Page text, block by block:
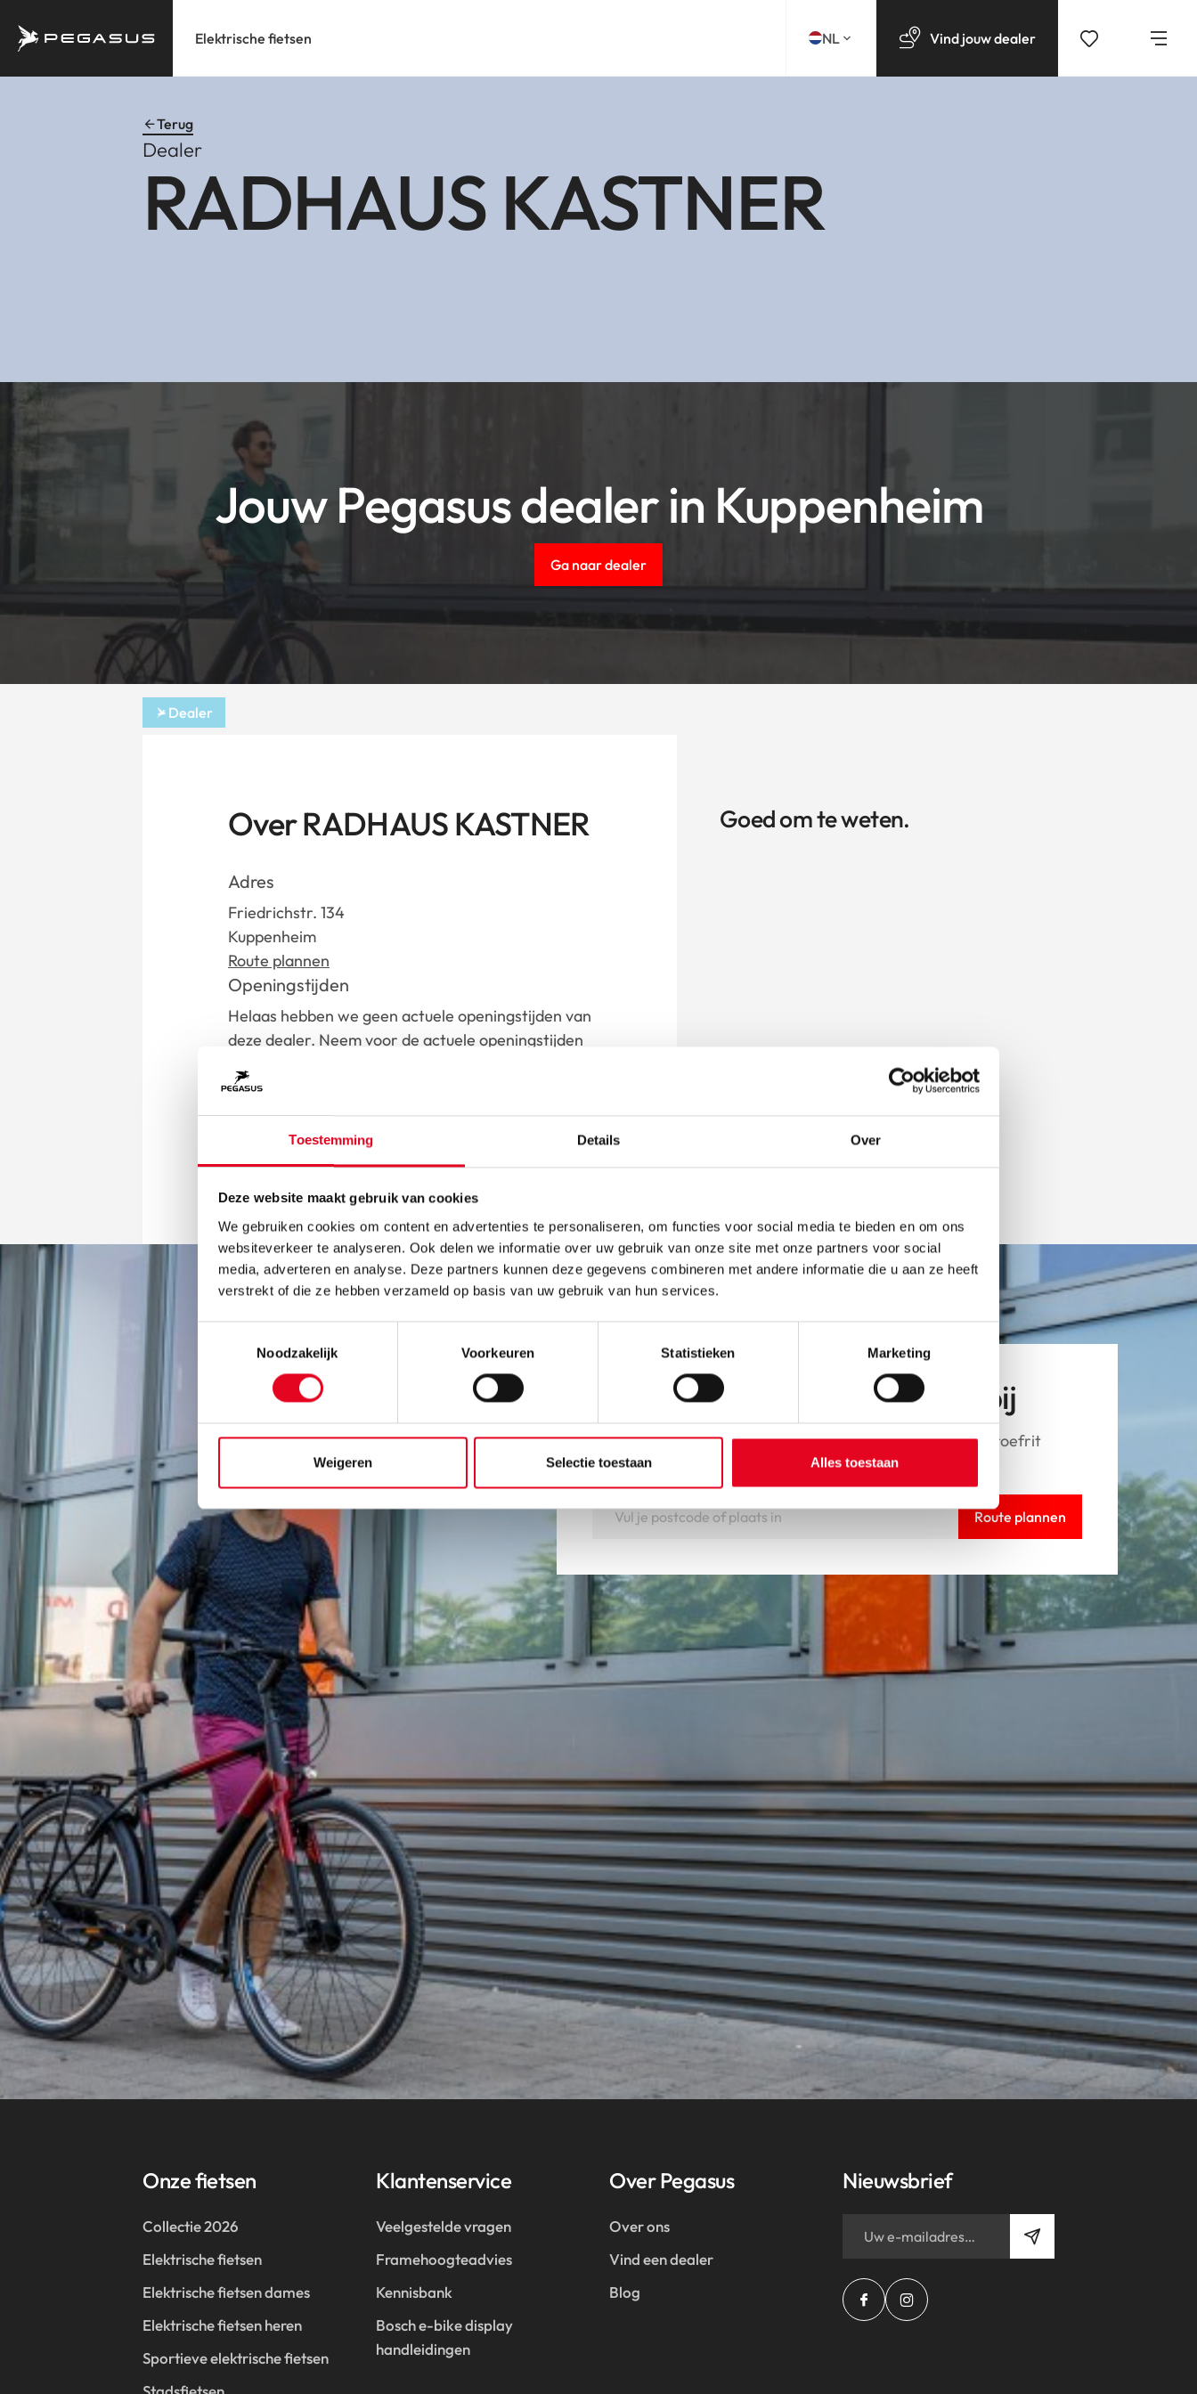
Toestemming Details Over
Deze website maakt gebruik van cookies
We gebruiken cookies om content en advertenties te personaliseren, om functies voor social media te bieden en om ons
websiteverkeer te analyseren. Ook delen we informatie over uw gebruik van onze site met onze partners voor social
media, adverteren en analyse. Deze partners kunnen deze gegevens combineren met andere informatie die u aan ze heeft
verstrekt of die ze hebben verzameld op basis van uw gebruik van hun services.
Noodzakelijk
Voorkeuren Statistieken Marketing
Weigeren Selectie toestaan Alles toestaan
Elektrische fietsen NL Vind jouwdealer
Terug
Dealer
RADHAUS KASTNER
Jouw Pegasus dealer in Kuppenheim
Ga naar dealer
Dealer
Goed om te weten.
Over RADHAUS KASTNER
Adres
Friedrichstr. 134
Kuppenheim
Route plannen
Openingstijden
Helaas hebben we geen actuele openingstijden van
deze dealer. Neem voor de actuele openingstijden
Contact
mail@radhaus-kastner.de
Ga naar dealer
Ervaar onze fietsen van dichtbij
Ben je geïnteresseerd in een Pegasus fiets en wil je een proefrit
maken? Kom gezellig bij ons langs.
Route plannen
Onze fietsen
Collectie 2026
Elektrische fietsen
Elektrische fietsen dames
Elektrische fietsen heren
Sportieve elektrische fietsen
Klantenservice
Veelgestelde vragen
Framehoogteadvies
Kennisbank
Bosch e-bike display
handleidingen
Over Pegasus
Over ons
Vind een dealer
Blog
Nieuwsbrief